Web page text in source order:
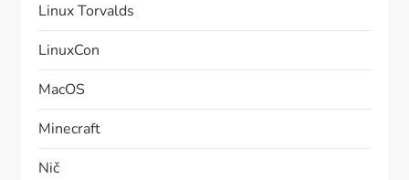
Linux Torvalds
LinuxCon
MacOS
Minecraft
Nič